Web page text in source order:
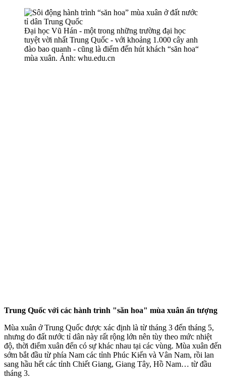
Đại học Vũ Hán - một trong những trường đại học
tuyệt vời nhất Trung Quốc - với khoảng 1.000 cây anh
đào bao quanh - cũng là điểm đến hút khách “săn hoa“
mùa xuân. Ảnh: whu.edu.cn
Trung Quốc với các hành trình "săn hoa" mùa xuân ấn tượng
Mùa xuân ở Trung Quốc được xác định là từ tháng 3 đến tháng 5,
nhưng do đất nước tỉ dân này rất rộng lớn nên tùy theo mức nhiệt
độ, thời điểm xuân đến có sự khác nhau tại các vùng. Mùa xuân đến
sớm bắt đầu từ phía Nam các tỉnh Phúc Kiến và Vân Nam, rồi lan
sang hầu hết các tỉnh Chiết Giang, Giang Tây, Hồ Nam… từ đầu
tháng 3.